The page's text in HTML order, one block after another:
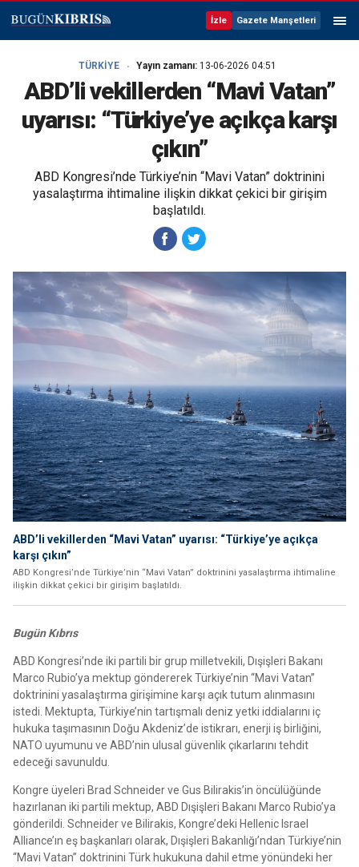
İzle Gazete Manşetleri
TÜRKİYE Yayın zamanı: 13-06-2026 04:51
ABD’li vekillerden “Mavi Vatan”
uyarısı: “Türkiye’ye açıkça karşı
çıkın”
ABD Kongresi’nde Türkiye’nin “Mavi Vatan” doktrinini
yasalaştırma ihtimaline ilişkin dikkat çekici bir girişim
başlatıldı.
ABD’li vekillerden “Mavi Vatan” uyarısı: “Türkiye’ye açıkça
karşı çıkın”
ABD Kongresi’nde Türkiye’nin “Mavi Vatan” doktrinini yasalaştırma ihtimaline
ilişkin dikkat çekici bir girişim başlatıldı.
Bugün Kıbrıs
ABD Kongresi’nde iki partili bir grup milletvekili, Dışişleri Bakanı
Marco Rubio’ya mektup göndererek Türkiye’nin “Mavi Vatan”
doktrinini yasalaştırma girişimine karşı açık tutum alınmasını
istedi. Mektupta, Türkiye’nin tartışmalı deniz yetki iddialarını iç
hukuka taşımasının Doğu Akdeniz’de istikrarı, enerji iş birliğini,
NATO uyumunu ve ABD’nin ulusal güvenlik çıkarlarını tehdit
edeceği savunuldu.
Kongre üyeleri Brad Schneider ve Gus Bilirakis’in öncülüğünde
hazırlanan iki partili mektup, ABD Dışişleri Bakanı Marco Rubio’ya
gönderildi. Schneider ve Bilirakis, Kongre’deki Hellenic Israel
Alliance’ın eş başkanları olarak, Dışişleri Bakanlığı’ndan Türkiye’nin
“Mavi Vatan” doktrinini Türk hukukuna dahil etme yönündeki her